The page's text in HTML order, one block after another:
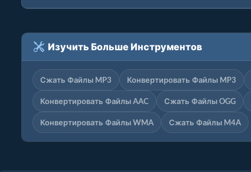
Изучить Больше Инструментов
Сжать Файлы MP3 Конвертировать Файлы MP3
Конвертировать Файлы AAC Сжать Файлы OGG
Конвертировать Файлы WMA Сжать Файлы M4A